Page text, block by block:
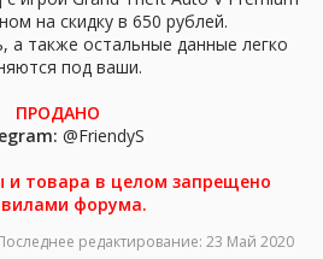
на скидку в 650 рублей.
а также остальные данные легко
под ваши.
ПРОДАНО
@FriendyS
и товара в целом запрещено
форума.
редактирование: 23 Май 2020